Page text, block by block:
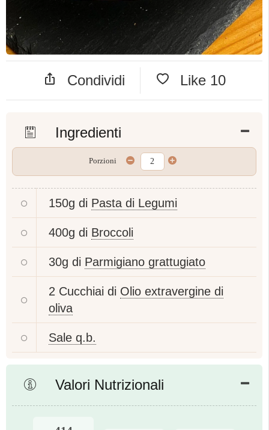
Condividi Like 10
Ingredienti
Porzioni
150g di Pasta di Legumi
400g di Broccoli
30g di Parmigiano grattugiato
2 Cucchiai di Olio extravergine di
oliva
Sale q.b.
Valori Nutrizionali